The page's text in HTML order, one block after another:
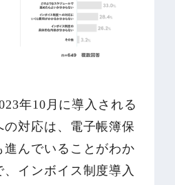
年10月に導入される
の対応は、電子帳簿保
んでいることがわか
インボイス制度導入